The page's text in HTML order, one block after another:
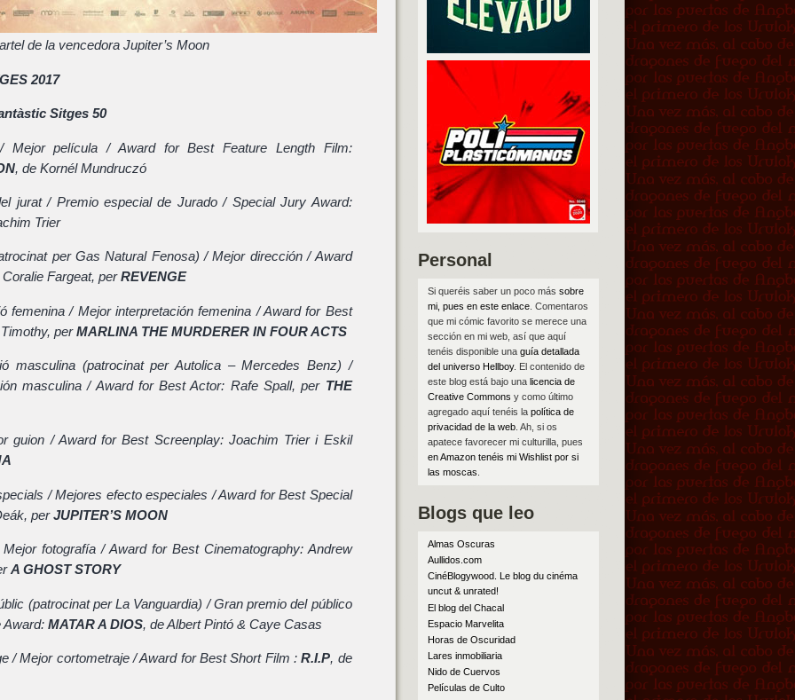
de la vencedora Jupiter’s Moon
2017
Sitges 50
Mejor película / Award for Best Feature Length Film:
, de Kornél Mundruczó
jurat / Premio especial de Jurado / Special Jury Award:
Trier
per Gas Natural Fenosa) / Mejor dirección / Award
Fargeat, perREVENGE
femenina / Mejor interpretación femenina / Award for Best
perMARLINA THE MURDERER IN FOUR ACTS
masculina (patrocinat per Autolica – Mercedes Benz) /
masculina / Award for Best Actor: Rafe Spall, per THE
guion / Award for Best Screenplay: Joachim Trier i Eskil
/ Mejores efecto especiales / Award for Best Special
perJUPITER’S MOON
fotografía / Award for Best Cinematography: Andrew
A GHOST STORY
(patrocinat per La Vanguardia) / Gran premio del público
Award: MATAR A DIOS, de Albert Pintó & Caye Casas
/ Mejor cortometraje / Award for Best Short Film :R.I.P, de
Personal
Si queréis saber un poco más sobre
mi, pues en este enlace. Comentaros
que mi cómic favorito se merece una
sección en mi web, así que aquí
tenéis disponible una guía detallada
del universo Hellboy. El contenido de
este blog está bajo una licencia de
Creative Commons y como último
agregado aquí tenéis la política de
privacidad de la web. Ah, si os
apatece favorecer mi culturilla, pues
en Amazon tenéis mi Wishlist por si
las moscas
Blogs que leo
Almas Oscuras
Aullidos.com
CinéBlogywood. Le blog du cinéma
uncut & unrated!
El blog del Chacal
Espacio Marvelita
Horas de Oscuridad
Lares inmobiliaria
Nido de Cuervos
Películas de Culto